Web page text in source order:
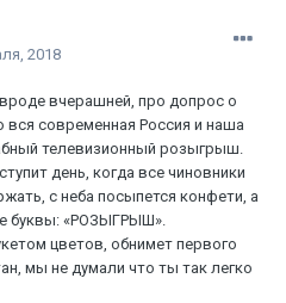
2018
вчерашней, про допрос о
вся современная Россия и наша
телевизионный розыгрыш.
день, когда все чиновники
с неба посыпется конфети, а
буквы: «РОЗЫГРЫШ».
цветов, обнимет первого
мы не думали что ты так легко